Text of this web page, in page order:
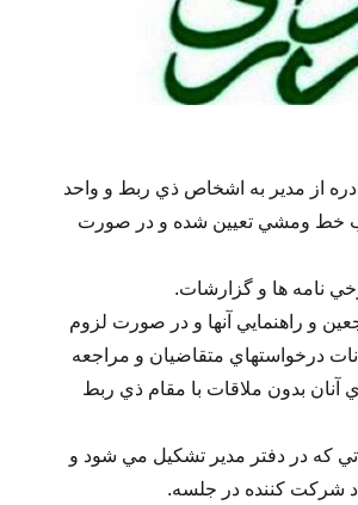
از مدير به اشخاص ذي ربط و واحد
خط ومشي تعيين شده و در صورت
نامه ها و گزارشات.
و راهنمايي آنها و در صورت لزوم
درخواستهاي متقاضيان و مراجعه
آنان بدون ملاقات با مقام ذي ربط
كه در دفتر مدير تشكيل مي شود و
شركت كننده در جلسه.